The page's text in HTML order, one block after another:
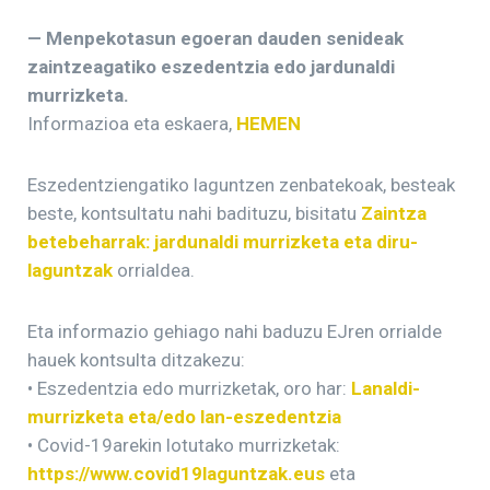
— Menpekotasun egoeran dauden senideak
zaintzeagatiko eszedentzia edo jardunaldi
murrizketa.
Informazioa eta eskaera, HEMEN
Eszedentziengatiko laguntzen zenbatekoak, besteak
beste, kontsultatu nahi badituzu, bisitatu Zaintza
betebeharrak: jardunaldi murrizketa eta diru-
laguntzak orrialdea.
Eta informazio gehiago nahi baduzu EJren orrialde
hauek kontsulta ditzakezu:
• Eszedentzia edo murrizketak, oro har: Lanaldi-
murrizketa eta/edo lan-eszedentzia
• Covid-19arekin lotutako murrizketak:
https://www.covid19laguntzak.eus eta